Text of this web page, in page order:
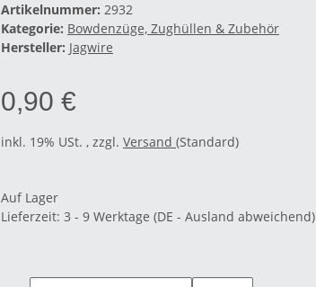
Artikelnummer: 2932
Kategorie: Bowdenzüge, Zughüllen & Zubehör
Hersteller: Jagwire
0,90 €
inkl. 19% USt. , zzgl. Versand (Standard)
Auf Lager
Lieferzeit: 3 - 9 Werktage (DE - Ausland abweichend)